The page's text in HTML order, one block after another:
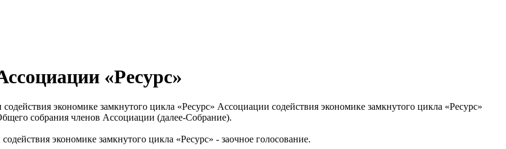
«Ресурс»
экономике замкнутого цикла «Ресурс» Ассоциации содействия экономике замкнутого цикла «Ресурс»
собрания членов Ассоциации (далее-Собрание).
экономике замкнутого цикла «Ресурс» - заочное голосование.